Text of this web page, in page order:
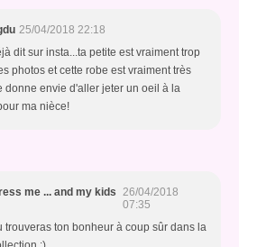
25/04/2018 22:18
dit sur insta...ta petite est vraiment trop
photos et cette robe est vraiment très
donne envie d'aller jeter un oeil à la
ma nièce!
me ... and my kids 26/04/2018
07:35
trouveras ton bonheur à coup sûr dans la